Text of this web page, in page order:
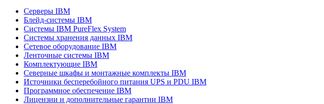
Серверы IBM
Блейд-системы IBM
Системы IBM PureFlex System
Системы хранения данных IBM
Сетевое оборудование IBM
Ленточные системы IBM
Комплектующие IBM
Северные шкафы и монтажные комплекты IBM
Источники бесперебойного питания UPS и PDU IBM
Программное обеспечение IBM
Лицензии и дополнительные гарантии IBM